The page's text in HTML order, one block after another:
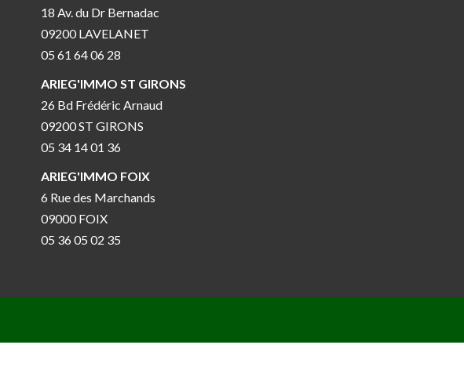
18 Av. du Dr Bernadac
09200 LAVELANET
05 61 64 06 28
ARIEG'IMMO ST GIRONS
26 Bd Frédéric Arnaud
09200 ST GIRONS
05 34 14 01 36
ARIEG'IMMO FOIX
6 Rue des Marchands
09000 FOIX
05 36 05 02 35